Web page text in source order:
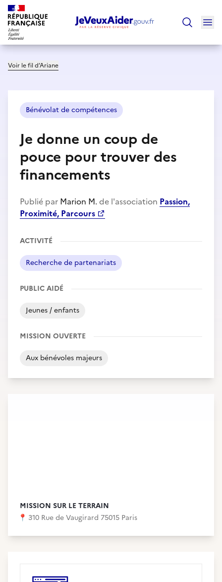
Voir le fil d’Ariane
Bénévolat de compétences
Je donne un coup de
pouce pour trouver des
financements
Publié par Marion M. de l'association Passion,
Proximité, Parcours
ACTIVITÉ
Recherche de partenariats
PUBLIC AIDÉ
Jeunes / enfants
MISSION OUVERTE
Aux bénévoles majeurs
MISSION SUR LE TERRAIN
📍 310 Rue de Vaugirard 75015 Paris